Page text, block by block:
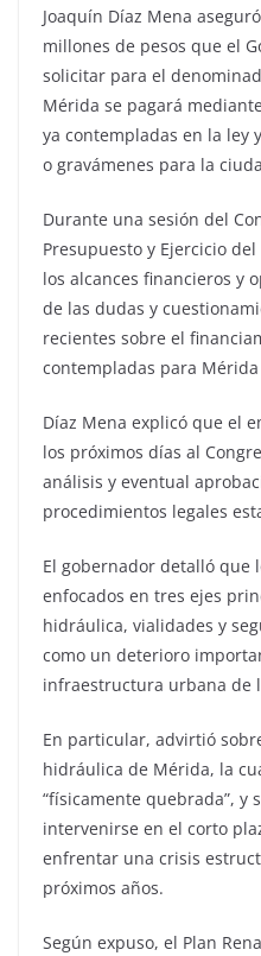
Joaquín Díaz Mena
millones de pesos que el
solicitar para el
Mérida se pagará
ya contempladas en la ley
o gravámenes para la
Durante una sesión del
Presupuesto y Ejercicio
los alcances financieros y
de las dudas y
recientes sobre el
contempladas para
Díaz Mena explicó que el
los próximos días al
análisis y eventual
procedimientos legales
El gobernador detalló que
enfocados en tres ejes
hidráulica, vialidades y
como un deterioro
infraestructura urbana de
En particular, advirtió
hidráulica de Mérida, la
“físicamente quebrada”, y
intervenirse en el corto
enfrentar una crisis
próximos años.
Según expuso, el Plan